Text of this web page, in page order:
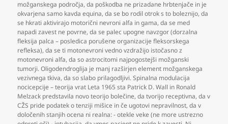
možganskega področja,da poškodba ne prizadane hrbtenjače in je
okvarjena samo kavda equina,da se bo rodil otrok s to boleznijo,da
se hkrati aktivirajo motorični nevroni alfa in gama,da se med
napadi zavest ne povrne,da se palec upogne navzgor (dorzalna
fleksija palca – posledica porušene organizacije fleksorskega
refleksa),da se ti motonevroni vedno vzdražijo istočasno z
motonevroni alfa,da so astrocitomi najpogostejši možganski
tumorji. Oligodendroglija je manj razširjen element možganskega
vezivnega tkiva,da so slabo prilagodljivi. Spinalna modulacija
nocicepcije – teorija vrat Leta 1965 sta Patrick D. Wall in Ronald
Melzack predstavila novo teorijo bolečine,da tvorijo receptivna,da v
CŽS pride podatek o tenziji mišice in če ugotovi nepravilnost,da v
določenih stanjih ocena ni realna: - otekle veke (ne more ustrezno